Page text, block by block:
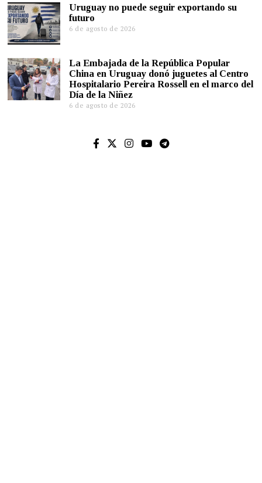
Uruguay no puede seguir exportando su
futuro
6 de agosto de 2026
La Embajada de la República Popular
China en Uruguay donó juguetes al Centro
Hospitalario Pereira Rossell en el marco del
Día de la Niñez
6 de agosto de 2026